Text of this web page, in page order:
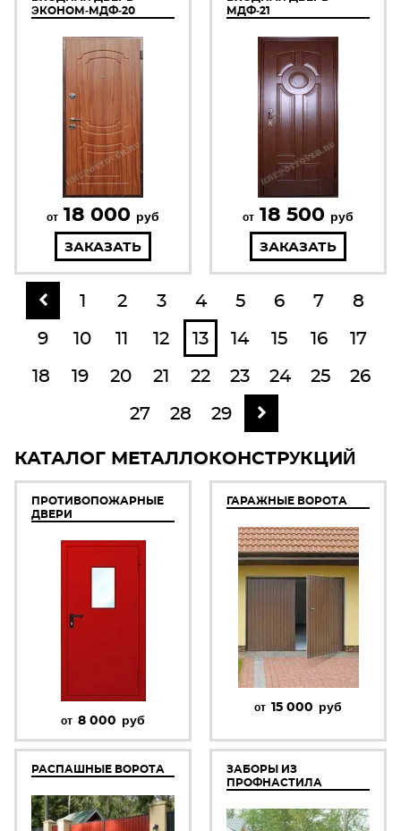
ЭКОНОМ-МДФ-20
от 18 000 руб
ЗАКАЗАТЬ
МДФ-21
от 18 500 руб
ЗАКАЗАТЬ
1 2 3 4 5 6 7
8
9
10 11 12 13 14 15 16
17
18
19 20 21 22 23 24 25
26
27
28 29
КАТАЛОГ МЕТАЛЛОКОНСТРУКЦИЙ
ПРОТИВОПОЖАРНЫЕ
ДВЕРИ
от 8 000 руб
ГАРАЖНЫЕ ВОРОТА
от 15 000 руб
РАСПАШНЫЕ ВОРОТА
ЗАБОРЫ ИЗ
ПРОФНАСТИЛА